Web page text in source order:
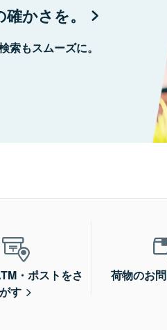
かさを。
索もスムーズに。
・ポストをさ
がす
荷物のお